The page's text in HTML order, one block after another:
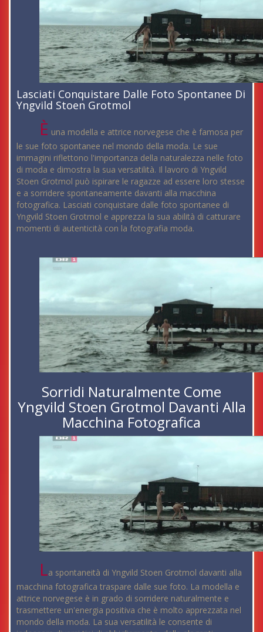
Lasciati Conquistare Dalle Foto Spontanee Di
Yngvild Stoen Grotmol
È una modella e attrice norvegese che è famosa per
le sue foto spontanee nel mondo della moda. Le sue
immagini riflettono l'importanza della naturalezza nelle foto
di moda e dimostra la sua versatilità. Il lavoro di Yngvild
Stoen Grotmol può ispirare le ragazze ad essere loro stesse
e a sorridere spontaneamente davanti alla macchina
fotografica. Lasciati conquistare dalle foto spontanee di
Yngvild Stoen Grotmol e apprezza la sua abilità di catturare
momenti di autenticità con la fotografia moda.
Sorridi Naturalmente Come
Yngvild Stoen Grotmol Davanti Alla
Macchina Fotografica
La spontaneità di Yngvild Stoen Grotmol davanti alla
macchina fotografica traspare dalle sue foto. La modella e
attrice norvegese è in grado di sorridere naturalmente e
trasmettere un'energia positiva che è molto apprezzata nel
mondo della moda. La sua versatilità le consente di